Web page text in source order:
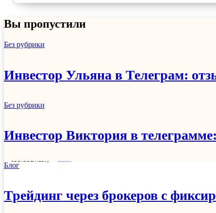
Вы пропустили
Без рубрики
Инвестор Ульяна в Телеграм:
Без рубрики
Инвестор Виктория в
Блог
Трейдинг через брокеров с